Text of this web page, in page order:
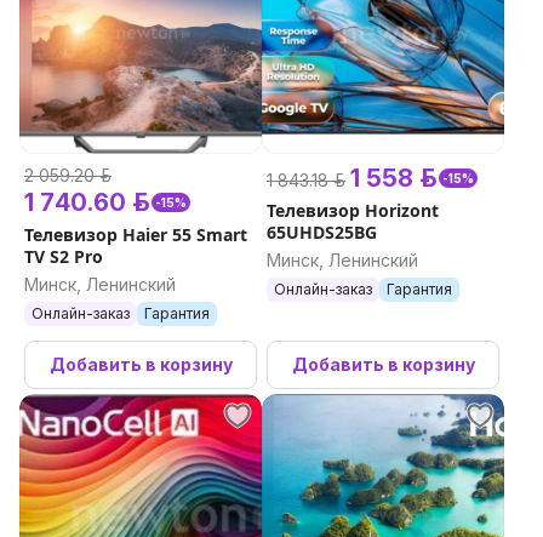
2 059.20 р.
1 740.60 р. -15%
Телевизор Haier 55 Smart
TV S2 Pro
Минск, Ленинский
Онлайн-заказ Гарантия
Добавить в корзину
1 843.18 р. 1 558 р. -15%
Телевизор Horizont
65UHDS25BG
Минск, Ленинский
Онлайн-заказ Гарантия
Добавить в корзину